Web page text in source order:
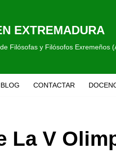
EXTREMADURA
Filósofas y Filósofos Exremeños
BLOG CONTACTAR
La V